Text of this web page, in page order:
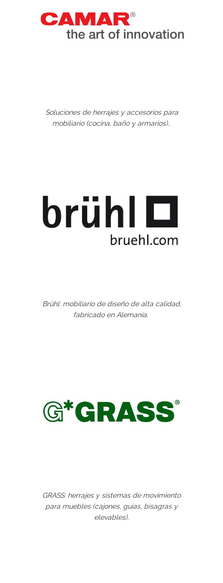
Soluciones de herrajes y accesorios para
mobiliario (cocina, baño y armarios)..
Brühl: mobiliario de diseño de alta calidad,
fabricado en Alemania.
GRASS: herrajes y sistemas de movimiento
para muebles (cajones, guías, bisagras y
elevables).